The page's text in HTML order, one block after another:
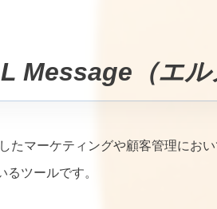
Message（エル
たマーケティングや顧客管理にお
ツールです。